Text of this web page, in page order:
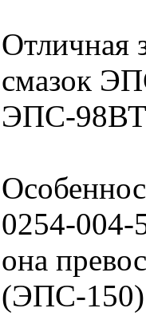
Отличная
смазок
ЭПС-
0254-004-
она
(ЭПС-